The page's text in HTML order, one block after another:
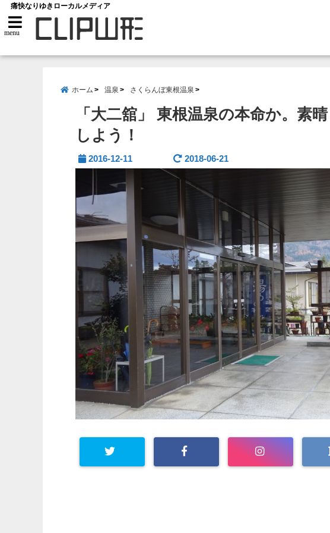
痛快なりゆきローカルメディア
menu
ホーム 温泉 さくらんぼ東根温泉
「大二舘」 東根温泉の本命か。素
しよう！
2016-12-11 2018-06-21